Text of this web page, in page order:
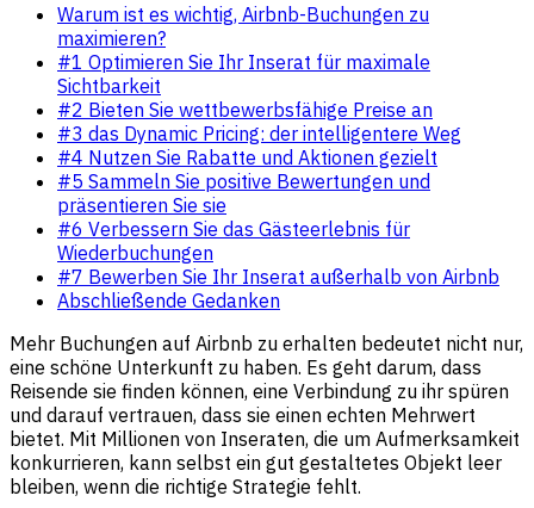
Warum ist es wichtig, Airbnb-Buchungen zu
maximieren?
#1 Optimieren Sie Ihr Inserat für maximale
Sichtbarkeit
#2 Bieten Sie wettbewerbsfähige Preise an
#3 das Dynamic Pricing: der intelligentere Weg
#4 Nutzen Sie Rabatte und Aktionen gezielt
#5 Sammeln Sie positive Bewertungen und
präsentieren Sie sie
#6 Verbessern Sie das Gästeerlebnis für
Wiederbuchungen
#7 Bewerben Sie Ihr Inserat außerhalb von Airbnb
Abschließende Gedanken
Mehr Buchungen auf Airbnb zu erhalten bedeutet nicht nur,
eine schöne Unterkunft zu haben. Es geht darum, dass
Reisende sie finden können, eine Verbindung zu ihr spüren
und darauf vertrauen, dass sie einen echten Mehrwert
bietet. Mit Millionen von Inseraten, die um Aufmerksamkeit
konkurrieren, kann selbst ein gut gestaltetes Objekt leer
bleiben, wenn die richtige Strategie fehlt.